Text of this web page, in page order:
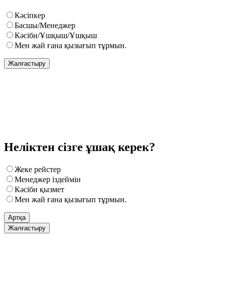
Кәсіпкер
Басшы/Менеджер
Кәсіби/Ұшқыш/Ұшқыш
Мен жай ғана қызығып тұрмын.
Жалғастыру
Неліктен сізге ұшақ керек?
Жеке рейстер
Менеджер іздеймін
Кәсіби қызмет
Мен жай ғана қызығып тұрмын.
Артқа
Жалғастыру